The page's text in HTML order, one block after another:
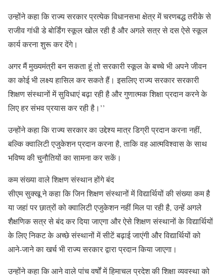
उन्होंने कहा कि राज्य सरकार प्रत्येक विधानसभा क्षेत्र में चरणबद्ध तरीके से
राजीव गांधी डे बोर्डिंग स्कूल खोल रही है और अगले सत्र से दस ऐसे स्कूल
कार्य करना शुरू कर देंगे।
अगर मैं मुख्यमंत्री बन सकता हूं तो सरकारी स्कूल के बच्चे भी अपने जीवन
का कोई भी लक्ष्य हासिल कर सकते हैं। इसलिए राज्य सरकार सरकारी
शिक्षण संस्थानों में सुविधाएं बढ़ा रही है और गुणात्मक शिक्षा प्रदान करने के
लिए हर संभव प्रयास कर रही है।’’
उन्होंने कहा कि राज्य सरकार का उद्देश्य मात्र डिग्री प्रदान करना नहीं,
बल्कि क्वालिटी एजुकेशन प्रदान करना है, ताकि वह आत्मविश्वास के साथ
भविष्य की चुनौतियों का सामना कर सकें।
कम संख्या वाले शिक्षण संस्थान होंगे बंद
सीएम सुक्खू ने कहा कि जिन शिक्षण संस्थानों में विद्यार्थियों की संख्या कम है
या जहां पर छात्रों को क्वालिटी एजुकेशन नहीं मिल पा रही है, उन्हें अगले
शैक्षणिक सत्र से बंद कर दिया जाएगा और ऐसे शिक्षण संस्थानों के विद्यार्थियों
के लिए निकट के अच्छे संस्थानों में सीटें बढ़ाई जाएंगी और विद्यार्थियों को
आने-जाने का खर्च भी राज्य सरकार द्वारा प्रदान किया जाएगा।
उन्होंने कहा कि आने वाले पांच वर्षों में हिमाचल प्रदेश की शिक्षा व्यवस्था को